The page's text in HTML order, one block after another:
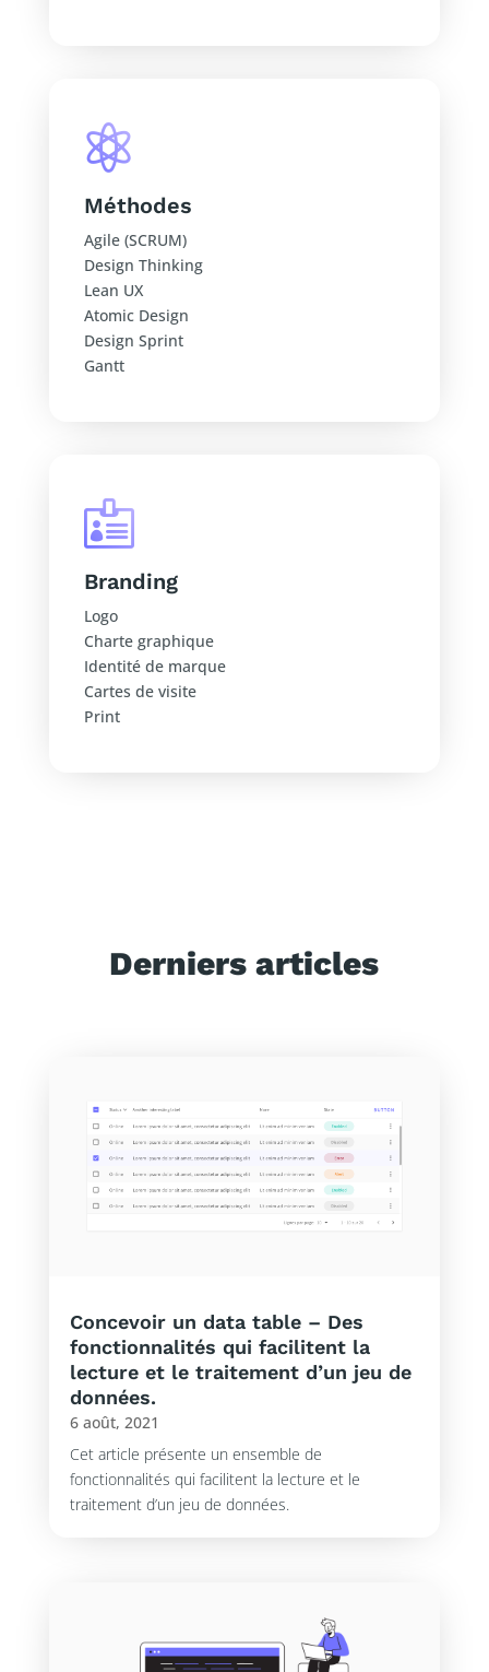

Méthodes
Agile (SCRUM)
Design Thinking
Lean UX
Atomic Design
Design Sprint
Gantt

Branding
Logo
Charte graphique
Identité de marque
Cartes de visite
Print
Derniers articles
Concevoir un data table – Des
fonctionnalités qui facilitent la
lecture et le traitement d’un jeu de
données.
6 août, 2021
Cet article présente un ensemble de
fonctionnalités qui facilitent la lecture et le
traitement d’un jeu de données.